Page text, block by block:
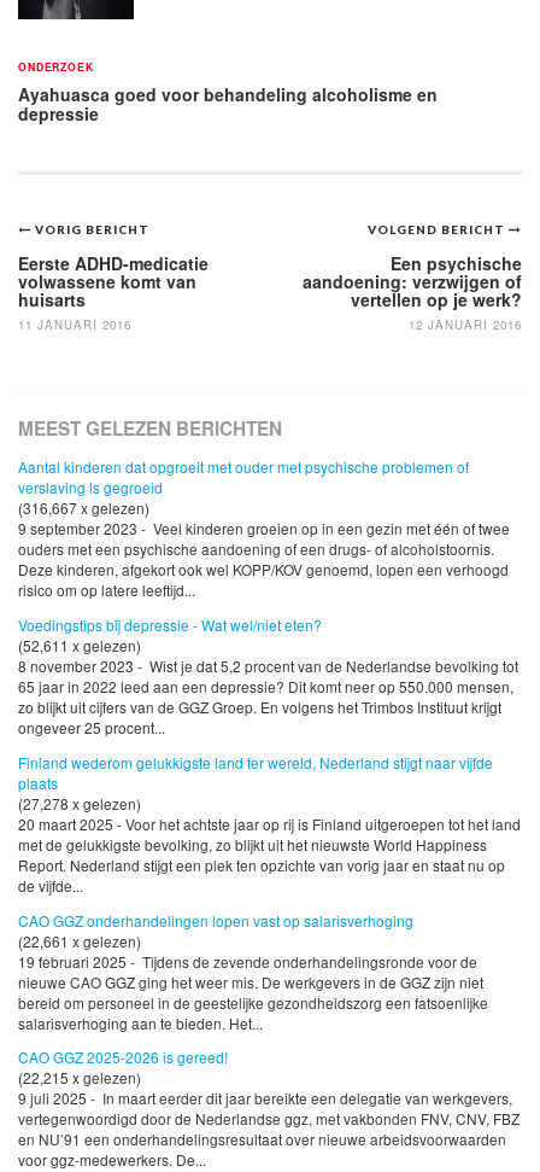
ONDERZOEK
Ayahuasca goed voor behandeling alcoholisme en
depressie
Bericht
navigatie
VOLGEND BERICHT
Een psychische
aandoening: verzwijgen of
vertellen op je werk?
12 JANUARI 2016
VORIG BERICHT
Eerste ADHD-medicatie
volwassene komt van
huisarts
11 JANUARI 2016
MEEST GELEZEN BERICHTEN
Aantal kinderen dat opgroeit met ouder met psychische problemen of
verslaving is gegroeid
(316,667 x gelezen)
9 september 2023 - Veel kinderen groeien op in een gezin met één of twee
ouders met een psychische aandoening of een drugs- of alcoholstoornis.
Deze kinderen, afgekort ook wel KOPP/KOV genoemd, lopen een verhoogd
risico om op latere leeftijd...
Voedingstips bij depressie - Wat wel/niet eten?
(52,611 x gelezen)
8 november 2023 - Wist je dat 5,2 procent van de Nederlandse bevolking tot
65 jaar in 2022 leed aan een depressie? Dit komt neer op 550.000 mensen,
zo blijkt uit cijfers van de GGZ Groep. En volgens het Trimbos Instituut krijgt
ongeveer 25 procent...
Finland wederom gelukkigste land ter wereld, Nederland stijgt naar vijfde
plaats
(27,278 x gelezen)
20 maart 2025 - Voor het achtste jaar op rij is Finland uitgeroepen tot het land
met de gelukkigste bevolking, zo blijkt uit het nieuwste World Happiness
Report. Nederland stijgt een plek ten opzichte van vorig jaar en staat nu op
de vijfde...
CAO GGZ onderhandelingen lopen vast op salarisverhoging
(22,661 x gelezen)
19 februari 2025 - Tijdens de zevende onderhandelingsronde voor de
nieuwe CAO GGZ ging het weer mis. De werkgevers in de GGZ zijn niet
bereid om personeel in de geestelijke gezondheidszorg een fatsoenlijke
salarisverhoging aan te bieden. Het...
CAO GGZ 2025-2026 is gereed!
(22,215 x gelezen)
9 juli 2025 - In maart eerder dit jaar bereikte een delegatie van werkgevers,
vertegenwoordigd door de Nederlandse ggz, met vakbonden FNV, CNV, FBZ
en NU’91 een onderhandelingsresultaat over nieuwe arbeidsvoorwaarden
voor ggz-medewerkers. De...